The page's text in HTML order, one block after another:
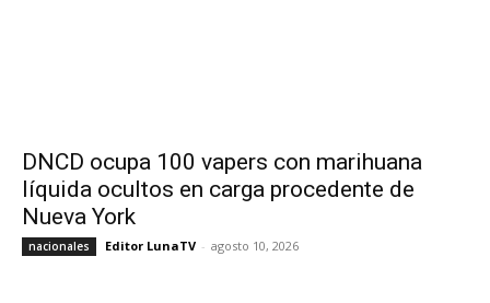
DNCD ocupa 100 vapers con marihuana
líquida ocultos en carga procedente de
Nueva York
nacionales Editor LunaTV - agosto 10, 2026